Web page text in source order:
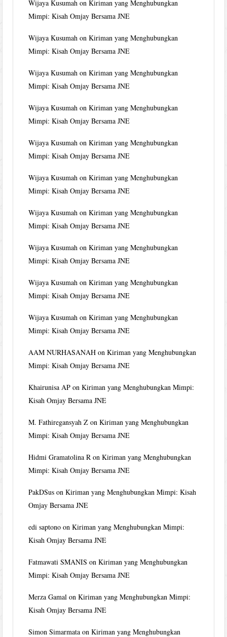
Wijaya Kusumah onKiriman yang Menghubungkan
Mimpi: Kisah Omjay Bersama JNE
Wijaya Kusumah onKiriman yang Menghubungkan
Mimpi: Kisah Omjay Bersama JNE
Wijaya Kusumah onKiriman yang Menghubungkan
Mimpi: Kisah Omjay Bersama JNE
Wijaya Kusumah onKiriman yang Menghubungkan
Mimpi: Kisah Omjay Bersama JNE
Wijaya Kusumah onKiriman yang Menghubungkan
Mimpi: Kisah Omjay Bersama JNE
Wijaya Kusumah onKiriman yang Menghubungkan
Mimpi: Kisah Omjay Bersama JNE
Wijaya Kusumah onKiriman yang Menghubungkan
Mimpi: Kisah Omjay Bersama JNE
Wijaya Kusumah onKiriman yang Menghubungkan
Mimpi: Kisah Omjay Bersama JNE
Wijaya Kusumah onKiriman yang Menghubungkan
Mimpi: Kisah Omjay Bersama JNE
Wijaya Kusumah onKiriman yang Menghubungkan
Mimpi: Kisah Omjay Bersama JNE
AAM NURHASANAH onKiriman yang Menghubungkan
Mimpi: Kisah Omjay Bersama JNE
Khairunisa AP onKiriman yang Menghubungkan Mimpi:
Kisah Omjay Bersama JNE
M. Fathiregansyah Z onKiriman yang Menghubungkan
Mimpi: Kisah Omjay Bersama JNE
Hidmi Gramatolina R onKiriman yang Menghubungkan
Mimpi: Kisah Omjay Bersama JNE
PakDSus onKiriman yang Menghubungkan Mimpi: Kisah
Omjay Bersama JNE
edi saptono onKiriman yang Menghubungkan Mimpi:
Kisah Omjay Bersama JNE
Fatmawati SMANIS onKiriman yang Menghubungkan
Mimpi: Kisah Omjay Bersama JNE
Merza Gamal onKiriman yang Menghubungkan Mimpi:
Kisah Omjay Bersama JNE
Simon Simarmata onKiriman yang Menghubungkan